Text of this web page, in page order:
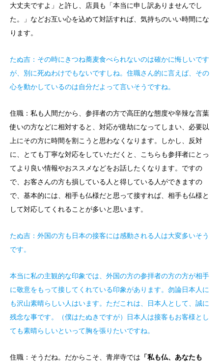
大丈夫ですよ」と許し、店員も「本当に申し訳ありませんでし
た。」などお互い心を込めて対話すれば、気持ちのいい時間にな
ります。
たぬ吉：その時にきつね蕎麦食べられないのは確かに悔しいです
が、別に死ぬわけでもないですしね。住職さん的に言えば、その
心を動かしているのは自分だよって言いそうですね。
住職：私も人間だから、参拝者の方で高圧的な態度や辛辣な言葉
使いの方などに相対すると、対応が億劫になってしまい、必要以
上にその方に時間を割こうと思わなくなります。しかし、反対
に、とても丁寧な対応をしていただくと、こちらも参拝者にとっ
てより良い情報やおススメなどをお話したくなります。ですの
で、お客さんの方も損している人と得している人ができますの
で、基本的には、相手も仏様だと思って接すれば、相手も仏様と
して対応してくれることが多いと思います。
たぬ吉：外国の方も日本の接客には感動される人は大変多いそう
です。
本当に私の主観的な印象では、外国の方の参拝者の方の方が相手
に敬意をもって接してくれている印象があります。勿論日本人に
も沢山素晴らしい人はいます。ただこれは、日本人として、誠に
残念な事です。（僕はたぬきですが）日本人は接客もお客様とし
ても素晴らしいといって胸を張りたいですね。
住職：そうだね。だからこそ、青岸寺では 「私も仏、あなたも